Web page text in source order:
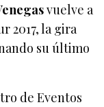
vuelve a
2017, la gira
su último
de Eventos